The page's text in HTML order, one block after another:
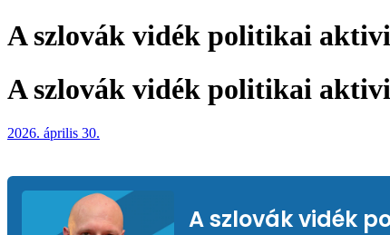
A szlovák vidék politikai
A szlovák vidék politikai
2026. április 30.